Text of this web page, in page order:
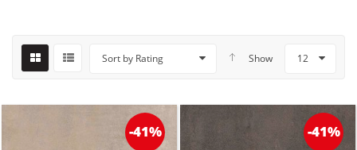
Sort by Rating Show 12
-41% -41%